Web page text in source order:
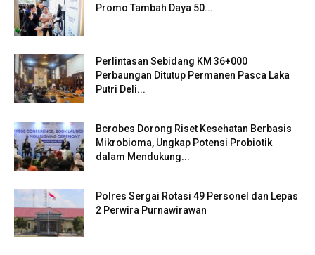
Promo Tambah Daya 50...
Perlintasan Sebidang KM 36+000
Perbaungan Ditutup Permanen Pasca Laka
Putri Deli...
Bcrobes Dorong Riset Kesehatan Berbasis
Mikrobioma, Ungkap Potensi Probiotik
dalam Mendukung...
Polres Sergai Rotasi 49 Personel dan Lepas
2 Perwira Purnawirawan